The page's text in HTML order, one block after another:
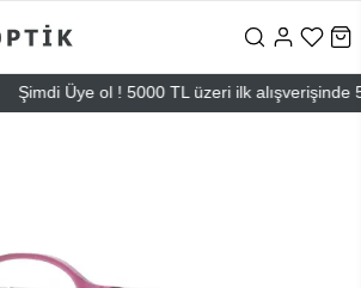
Şimdi Üye ol ! 5000 TL üzeri ilk alışverişinde